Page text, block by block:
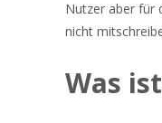
Nutzer aber für
nicht
Was